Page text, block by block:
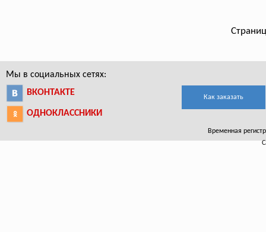
Мы в социальных сетях:
ВКОНТАКТЕ
ОДНОКЛАССНИКИ
Как заказать
Временная